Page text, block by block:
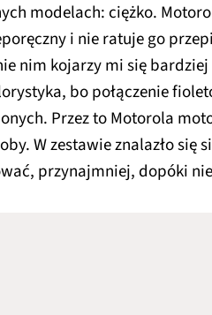
modelach: ciężko.
i nie ratuje go
nim kojarzy mi się
bo połączenie
Przez to Motorola
W zestawie znalazło się
przynajmniej, dopóki